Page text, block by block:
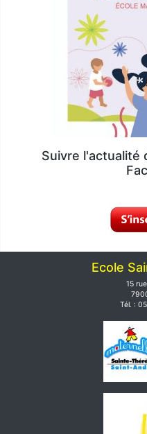
Suivre l'actualité
Ecole
15
Tél. :